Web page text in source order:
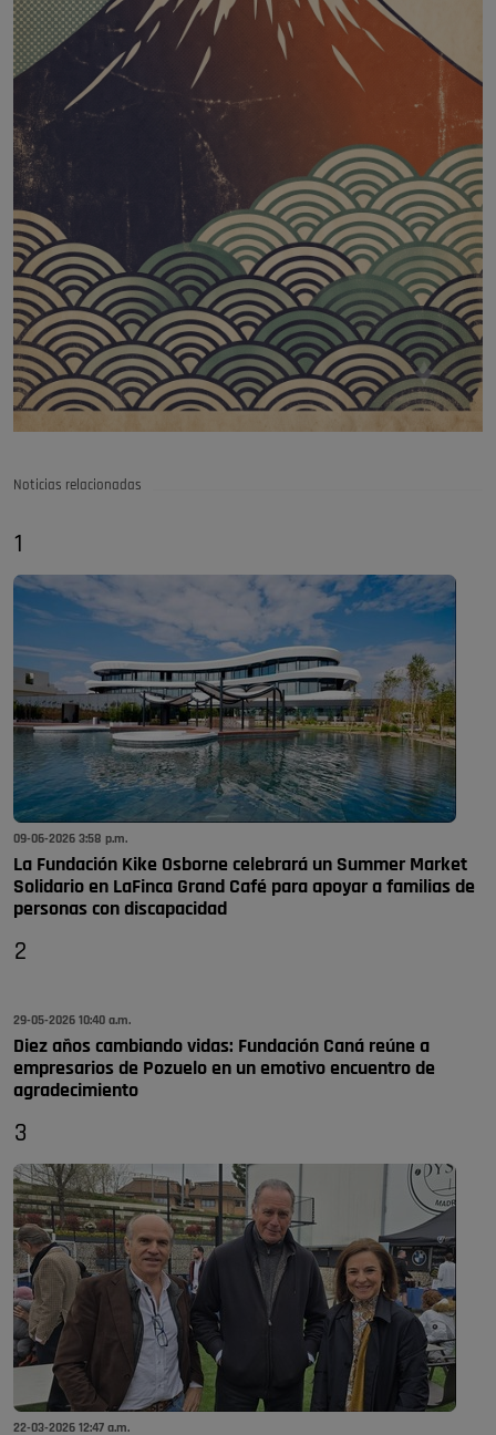
Noticias relacionadas
1
09-06-2026 3:58 p.m.
La Fundación Kike Osborne celebrará un Summer Market
Solidario en LaFinca Grand Café para apoyar a familias de
personas con discapacidad
2
29-05-2026 10:40 a.m.
Diez años cambiando vidas: Fundación Caná reúne a
empresarios de Pozuelo en un emotivo encuentro de
agradecimiento
3
22-03-2026 12:47 a.m.